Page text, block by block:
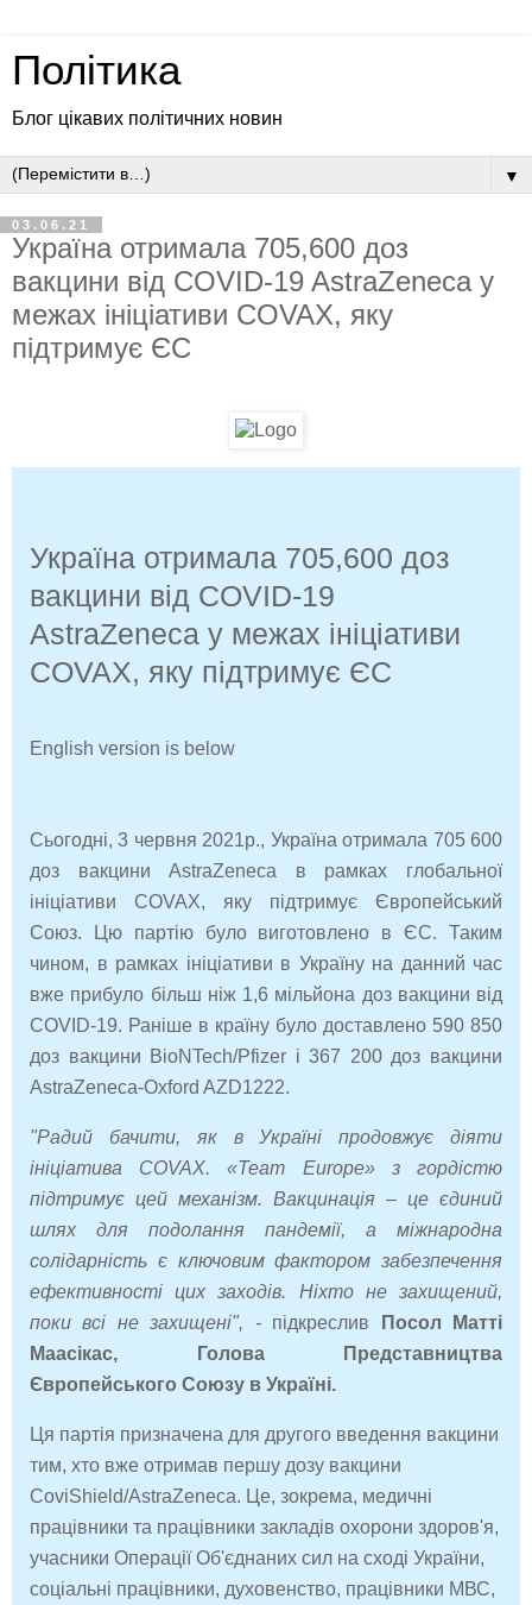
Політика
Блог цікавих політичних новин
▼
03.06.21
Україна отримала 705,600 доз
вакцини від COVID-19 AstraZeneca у
межах ініціативи COVAX, яку
підтримує ЄС
Україна отримала 705,600 доз
вакцини від COVID-19
AstraZeneca у межах ініціативи
COVAX, яку підтримує ЄС
English version is below
Сьогодні, 3 червня 2021р., Україна отримала 705 600
доз вакциниAstraZeneca в рамках глобальної
ініціативи COVAX, яку підтримує Європейський
Союз.
Цю партію було виготовлено в ЄС.
Таким
чином, в рамках ініціативи в Україну на данний час
вже прибуло більш ніж 1,6 мільйона доз вакцини від
COVID-19. Раніше в країну було доставлено 590 850
доз вакцини BioNTech/Pfizer і 367 200 доз вакцини
AstraZeneca-Oxford AZD1222.
"Радий бачити, як в Україні продовжує діяти
ініціатива COVAX. «Team Europe» з гордістю
підтримує цей механізм. Вакцинація – це єдиний
шлях для подолання пандемії, а міжнародна
солідарність є ключовим фактором забезпечення
ефективності цих заходів. Ніхто не захищений,
поки всі не захищені", - підкреслив
Посол Матті
Маасікас, Голова Представництва
Європейського Союзу в Україні.
Ця партія призначена для другого введення вакцини
тим, хто вже отримав першу дозу вакцини
CoviShield/AstraZeneca. Це, зокрема, медичні
працівники та працівники закладів охорони здоров'я,
учасники Операції Об'єднаних сил на сході України,
соціальні працівники, духовенство, працівники МВС,